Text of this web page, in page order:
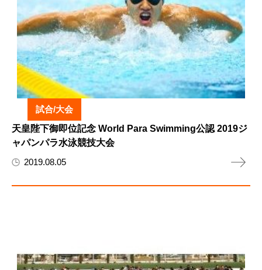
試合/大会
天皇陛下御即位記念 World Para Swimming公認 2019ジ
ャパンパラ水泳競技大会
2019.08.05